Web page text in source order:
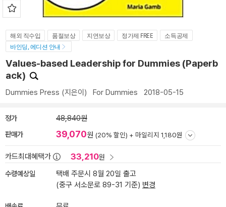
해외 직수입 품절보상 지연보상 정가제 FREE
소득공제
바인딩, 에디션 안내
Values-based Leadership for Dummies (Paperb
ack)
Dummies Press (지은이) For Dummies 2018-05-15
정가 48,840원
판매가 39,070원 (20% 할인) + 마일리지 1,180원
카드최대혜택가 33,210원
수령예상일
택배 주문시 8월 20일 출고
(중구 서소문로 89-31 기준) 변경